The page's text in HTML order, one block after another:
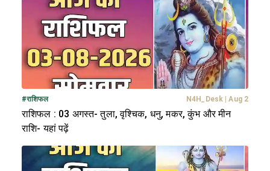
#राशिफल N4H_Desk Aug 2
राशिफल : 03 अगस्त- तुला, वृश्चिक, धनु, मकर, कुंभ और मीन
राशि- यहां पढ़ें